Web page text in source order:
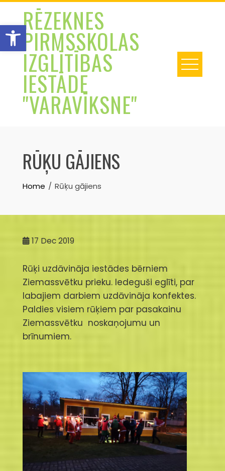
Open toolbar
Skip
contentRĒZEKNES
PIRMSSKOLAS
IZGLĪTĪBAS
IESTĀDE
"VARAVĪKSNE"
RŪĶU GĀJIENS
Home Rūķu gājiens
17 Dec 2019
Rūķi uzdāvināja iestādes bērniem
Ziemassvētku prieku. Iedeguši eglīti, par
labajiem darbiem uzdāvināja konfektes.
Paldies visiem rūķiem par pasakainu
Ziemassvētku noskaņojumu un
brīnumiem.